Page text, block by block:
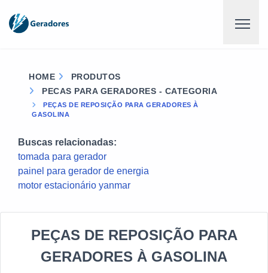
HOME
PRODUTOS
PECAS PARA GERADORES - CATEGORIA
PEÇAS DE REPOSIÇÃO PARA GERADORES À
GASOLINA
Buscas relacionadas:
tomada para gerador
painel para gerador de energia
motor estacionário yanmar
PEÇAS DE REPOSIÇÃO PARA
GERADORES À GASOLINA